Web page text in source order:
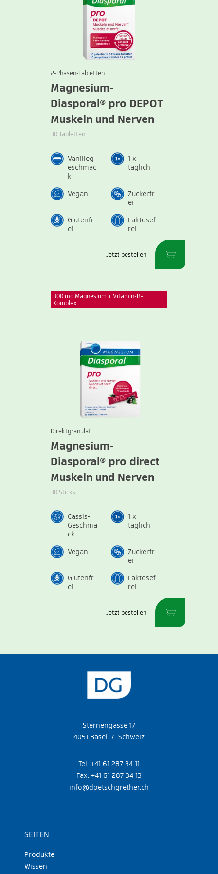
2-Phasen-Tabletten
Magnesium-
Diasporal® pro DEPOT
Muskeln und Nerven
30 Tabletten
Vanilleg
eschmac
k
1 x
täglich
Vegan
Zuckerfr
ei
Glutenfr
ei
Laktosef
rei
Jetzt bestellen
300 mg Magnesium + Vitamin-B-
Komplex
Direktgranulat
Magnesium-
Diasporal® pro direct
Muskeln und Nerven
30 Sticks
Cassis-
Geschma
ck
1 x
täglich
Vegan
Zuckerfr
ei
Glutenfr
ei
Laktosef
rei
Jetzt bestellen
Sternengasse 17
4051 Basel / Schweiz
Tel. +41 61 287 34 11
Fax. +41 61 287 34 13
info@doetschgrether.ch
SEITEN
Produkte
Wissen